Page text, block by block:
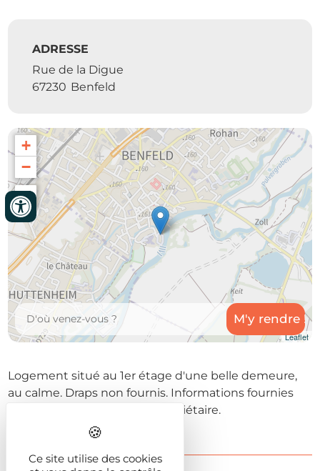
ADRESSE
Rue de la Digue
67230 Benfeld
+
−
Leaflet
Logement situé au 1er étage d'une belle demeure,
au calme. Draps non fournis. Informations fournies
sous la responsabilité du propriétaire.
Ce site utilise des cookies